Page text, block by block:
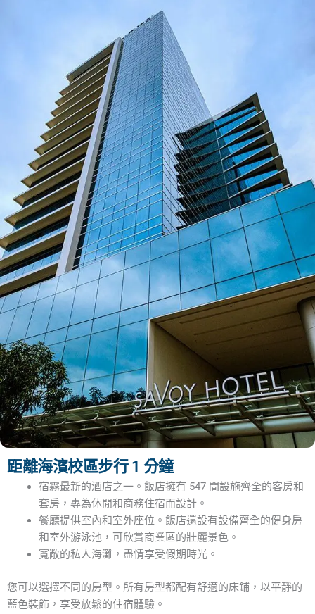
距離海濱校區步行 1 分鐘
宿霧最新的酒店之一。飯店擁有 547 間設施齊全的客房和
套房，專為休閒和商務住宿而設計。
餐廳提供室內和室外座位。飯店還設有設備齊全的健身房
和室外游泳池，可欣賞商業區的壯麗景色。
寬敞的私人海灘，盡情享受假期時光。
您可以選擇不同的房型。所有房型都配有舒適的床鋪，以平靜的
藍色裝飾，享受放鬆的住宿體驗。